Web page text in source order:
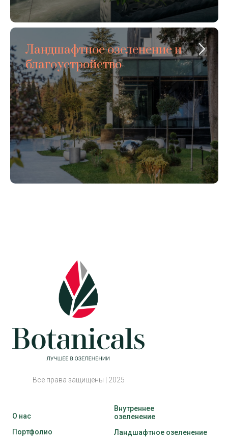
Ландшафтное озеленение и
благоустройство
Все права защищены | 2025
О нас
Портфолио
Внутреннее
озеленение
Ландшафтное озеленение